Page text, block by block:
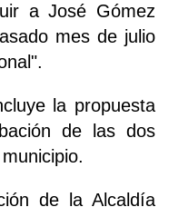
a José Gómez
mes de julio
la propuesta
de las dos
de la Alcaldía